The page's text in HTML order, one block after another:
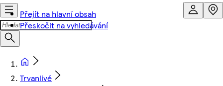
Přejít na hlavní obsah
Přeskočit na vyhledávání
Trvanlivé